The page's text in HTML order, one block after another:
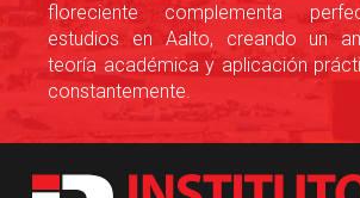
floreciente complementa
estudios en Aalto, creando un
teoría académica y aplicación
constantemente.